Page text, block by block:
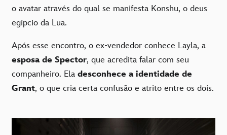
o avatar através do qual se manifesta Konshu, o deus
egípcio da Lua.
Após esse encontro, o ex-vendedor conhece Layla, a
esposa de Spector, que acredita falar com seu
companheiro. Ela desconhece a identidade de
Grant, o que cria certa confusão e atrito entre os dois.